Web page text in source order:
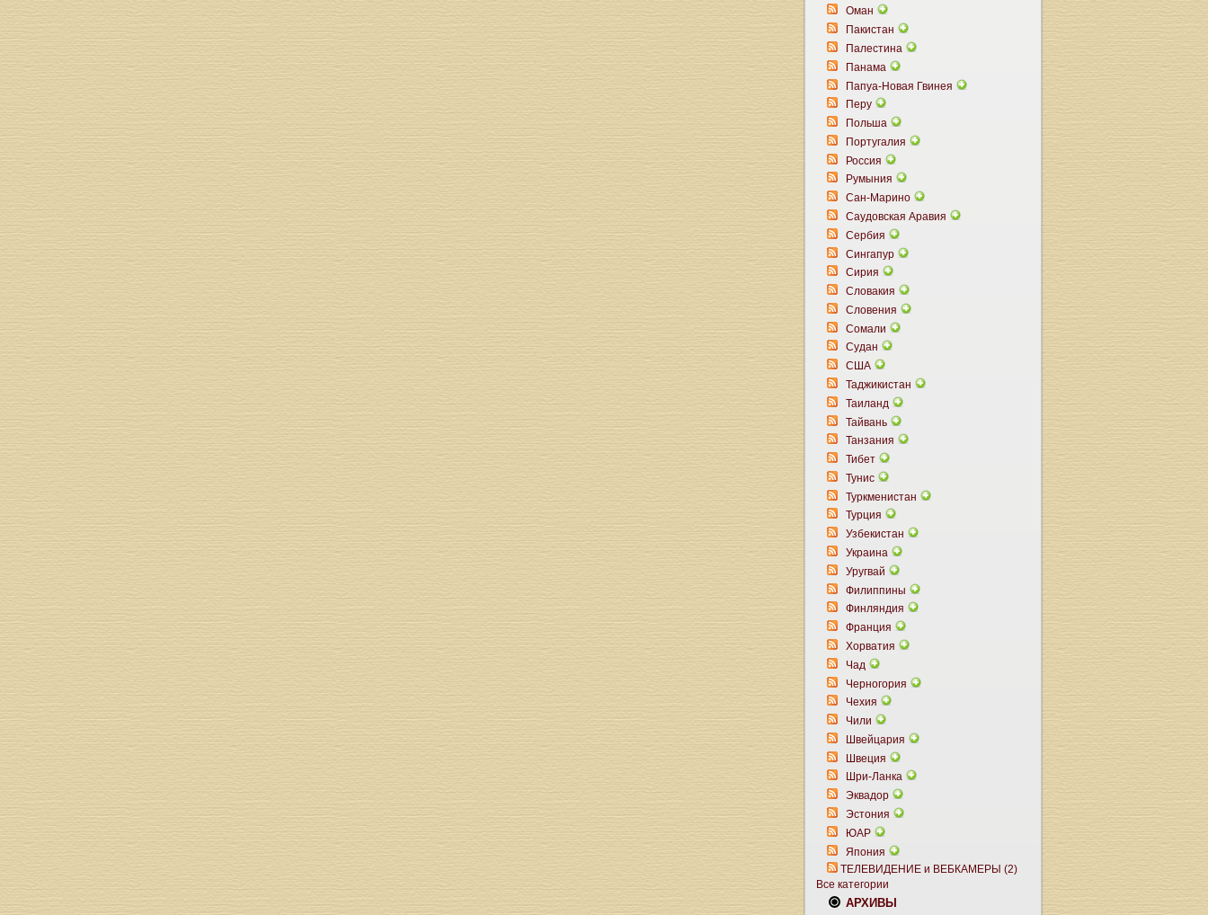
Оман
Пакистан
Палестина
Панама
Папуа-Новая Гвинея
Перу
Польша
Португалия
Россия
Румыния
Сан-Марино
Саудовская Аравия
Сербия
Сингапур
Сирия
Словакия
Словения
Сомали
Судан
США
Таджикистан
Таиланд
Тайвань
Танзания
Тибет
Тунис
Туркменистан
Турция
Узбекистан
Украина
Уругвай
Филиппины
Финляндия
Франция
Хорватия
Чад
Черногория
Чехия
Чили
Швейцария
Швеция
Шри-Ланка
Эквадор
Эстония
ЮАР
Япония
ТЕЛЕВИДЕНИЕ и ВЕБКАМЕРЫ (2)
Все категории
АРХИВЫ